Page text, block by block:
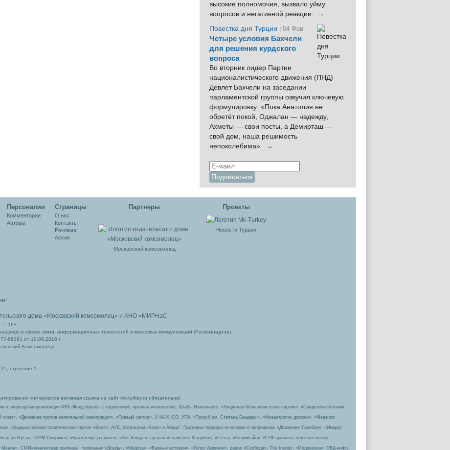
высокие полномочия, вызвало уйму
вопросов и негативной реакции. →
Повестка дня Турции
| 04 Фев.
Четыре условия Бахчели
для решения курдского
вопроса
Во вторник лидер Партии
националистического движения (ПНД)
Девлет Бахчели на заседании
парламентской группы озвучил ключевую
формулировку: «Пока Анатолия не
обретёт покой, Оджалан — надежду,
Ахметы — свои посты, а Демирташ —
свой дом, наша решимость
непоколебима». →
Персоналии
Комментарии
Авторы
Cтраницы
О нас
Контакты
Реклама
Архив
Партнеры
Московский комсомолец
Проекты
Новости Турции
дома «Московский комсомолец» и АНО «МИРНаС
— 16+
в сфере связи, информационных технологий и массовых коммуникаций (Роскомнадзор).
66061 от 10.06.2016 г.
Комсомолец»
строение 1.
материалов активная ссылка на сайт mk-turkey.ru обязательна!
и запрещены организации ФБК (Фонд борьбы с коррупцией, признан иноагентом), Штабы Навального, «Национал-большевистская партия», «Свидетели Иеговы»,
союз», «Движение против нелегальной иммиграции», «Правый сектор», УНА-УНСО, УПА, «Тризуб им. Степана Бандеры», «Мизантропик дивижн», «Меджлис
общероссийская политическая партия «Воля», АУЕ, батальоны «Азов» и Айдар″. Признаны террористическими и запрещены: «Движение Талибан», «Имарат
ан-Нусра, «АУМ Синрике», «Братья-мусульмане», «Аль-Каида в странах исламского Магриба», «Сеть», «Колумбайн». В РФ признана нежелательной
Медиа». СМИ-иноагентами признаны: телеканал «Дождь», «Медуза», «Важные истории», «Голос Америки», радио «Свобода», The Insider, «Медиазона», ОВД-инфо.